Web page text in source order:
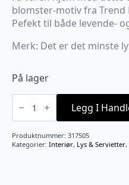
blomster-motiv fra Trend
Pefekt til både levende-
Merk: Det er det minste
På lager
Lysglass
krakelert
blomstereng
rosa/gul
9x10
cm
antall
Legg I
Produktnummer: 317505
Kategorier: Interiør, Lys & Servietter,